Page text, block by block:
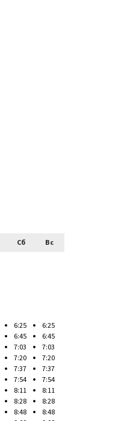
Сб
Вс
6:25
6:45
7:03
7:20
7:37
7:54
8:11
8:28
8:48
6:25
6:45
7:03
7:20
7:37
7:54
8:11
8:28
8:48